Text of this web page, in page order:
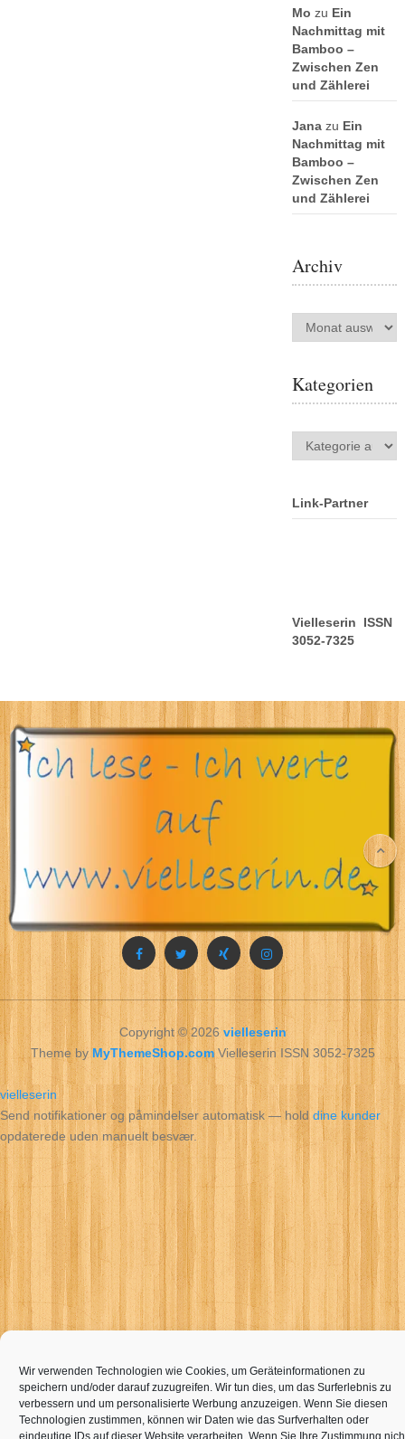
Mo zu Ein
Nachmittag mit
Bamboo –
Zwischen Zen
und Zählerei
Janazu Ein
Nachmittag mit
Bamboo –
Zwischen Zen
und Zählerei
Archiv
Archiv
Kategorien
Kategorien
Link-Partner
Vielleserin ISSN
3052-7325
Copyright © 2026vielleserin
Theme by MyThemeShop.comVielleserin ISSN 3052-7325
vielleserin
Wir verwenden Technologien wie Cookies, um Geräteinformationen zu
speichern und/oder darauf zuzugreifen. Wir tun dies, um das Surferlebnis zu
verbessern und um personalisierte Werbung anzuzeigen. Wenn Sie diesen
Technologien zustimmen, können wir Daten wie das Surfverhalten oder
eindeutige IDs auf dieser Website verarbeiten. Wenn Sie Ihre Zustimmung
Send notifikationer og påmindelser automatisk — hold dine kunder
opdaterede uden manuelt besvær.